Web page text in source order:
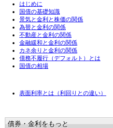
はじめに
国債の基礎知識
景気と金利と株価の関係
為替と金利の関係
不動産と金利の関係
金融緩和と金利の関係
カネ余りと金利の関係
債務不履行（デフォルト）とは
国債の相場
表面利率とは（利回りとの違い）
債券・金利をもっと